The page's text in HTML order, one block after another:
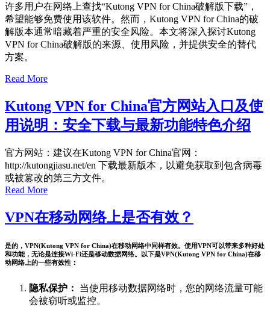
许多用户在网络上查找“Kutong VPN for China破解版下载”，
希望能够免费使用该软件。然而，Kutong VPN for China的破
解版本通常暗藏着严重的安全风险。本文将深入探讨Kutong
VPN for China破解版的来源、使用风险，并提供安全的替代
方案。
Read More
Kutong VPN for China官方网站入口及使
用说明：安全下载与最新功能特色介绍
官方网站：建议在Kutong VPN for China官网：
http://kutongjiasu.net/en 下载最新版本，以避免获取到包含病毒
或被篡改的第三方文件。
Read More
VPN在移动网络上是否有效？
是的，VPN(Kutong VPN for China)在移动网络中同样有效。使用VPN可以带来多种好处
和功能，无论是连接Wi-Fi还是移动数据网络。以下是VPN(Kutong VPN for China)在移
动网络上的一些有效性：
隐私保护：
当使用移动数据网络时，您的网络流量可能
会被窃听或监控。